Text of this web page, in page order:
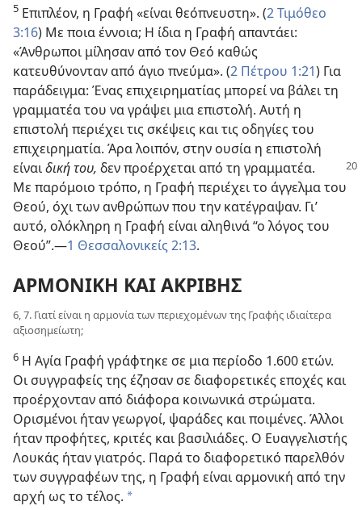
5 Επιπλέον, η Γραφή «είναι θεόπνευστη». (2 Τιμόθεο
3:16) Με ποια έννοια; Η ίδια η Γραφή απαντάει:
«Άνθρωποι μίλησαν από τον Θεό καθώς
κατευθύνονταν από άγιο πνεύμα». (2 Πέτρου 1:21) Για
παράδειγμα: Ένας επιχειρηματίας μπορεί να βάλει τη
γραμματέα του να γράψει μια επιστολή. Αυτή η
επιστολή περιέχει τις σκέψεις και τις οδηγίες του
επιχειρηματία. Άρα λοιπόν, στην ουσία η επιστολή
είναιδικήτου, δεν προέρχεται από τη γραμματέα.
Με παρόμοιο τρόπο, η Γραφή περιέχει το άγγελμα του
Θεού, όχι των ανθρώπων που την κατέγραψαν. Γι’
αυτό, ολόκληρη η Γραφή είναι αληθινά “ο λόγος του
Θεού”.—1 Θεσσαλονικείς 2:13.
ΑΡΜΟΝΙΚΗ ΚΑΙ ΑΚΡΙΒΗΣ
6, 7. Γιατί είναι η αρμονία των περιεχομένων της Γραφής ιδιαίτερα
αξιοσημείωτη;
6 Η Αγία Γραφή γράφτηκε σε μια περίοδο 1.600 ετών.
Οι συγγραφείς της έζησαν σε διαφορετικές εποχές και
προέρχονταν από διάφορα κοινωνικά στρώματα.
Ορισμένοι ήταν γεωργοί, ψαράδες και ποιμένες. Άλλοι
ήταν προφήτες, κριτές και βασιλιάδες. Ο Ευαγγελιστής
Λουκάς ήταν γιατρός. Παρά το διαφορετικό παρελθόν
των συγγραφέων της, η Γραφή είναι αρμονική από την
αρχή ως το τέλος. a